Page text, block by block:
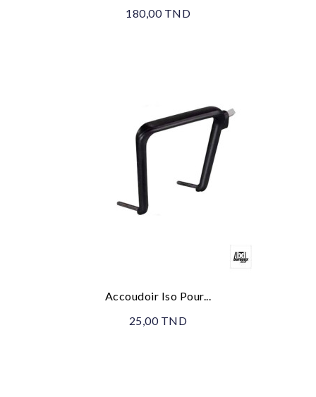
180,00 TND
Accoudoir Iso Pour...
25,00 TND